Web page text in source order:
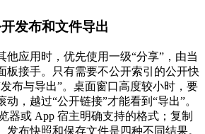
发布和文件导出
他应用时，优先使用一级“分享”，由当
板接手。只有需要不公开索引的公开快
布与导出”。桌面窗口高度较小时，要
，越过“公开链接”才能看到“导出”。
器或 App 宿主明确支持的格式；复制
发布快照和保存文件是四种不同结果。